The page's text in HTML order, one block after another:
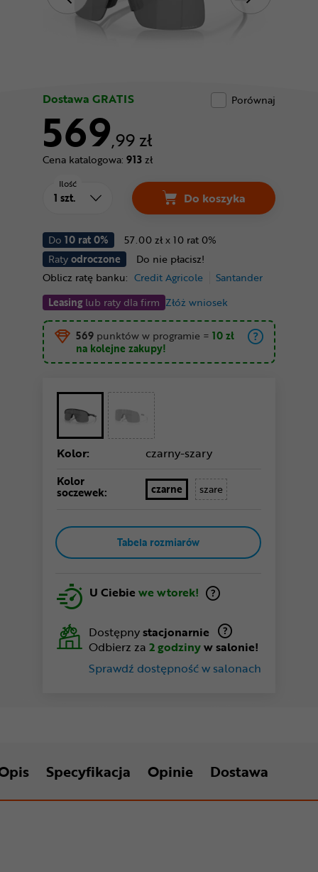
Dostawa GRATIS Porównaj
569,99 zł
Cena katalogowa: 913zł
Do 10 rat 0%
57.00 zł x 10 rat 0%
Ratyodroczone
Do nie płacisz!
Oblicz ratę banku: Credit Agricole
Santander
Leasinglub raty dla firm Złóż wniosek
Ilość
Do koszyka
569 punktów w programie = 10 zł
na kolejne zakupy!
Kolor: czarny-szary
Kolor
soczewek: czarne szare
Tabela rozmiarów
U Ciebiewe wtorek!
Dostępnystacjonarnie
Odbierz za 2 godzinyw salonie!
Sprawdź dostępność w salonach
Specyfikacja Opinie Dostawa